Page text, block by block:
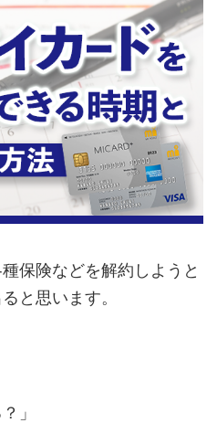
保険などを解約しようと
と思います。
」